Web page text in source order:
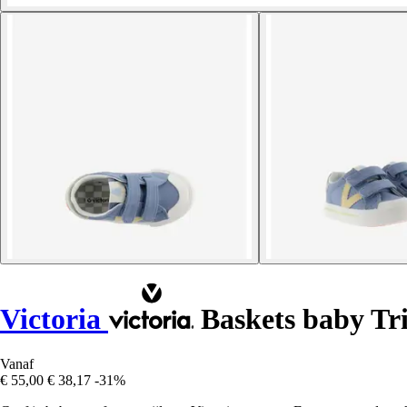
Victoria Baskets baby
Vanaf
€ 55,00 € 38,17 -31%